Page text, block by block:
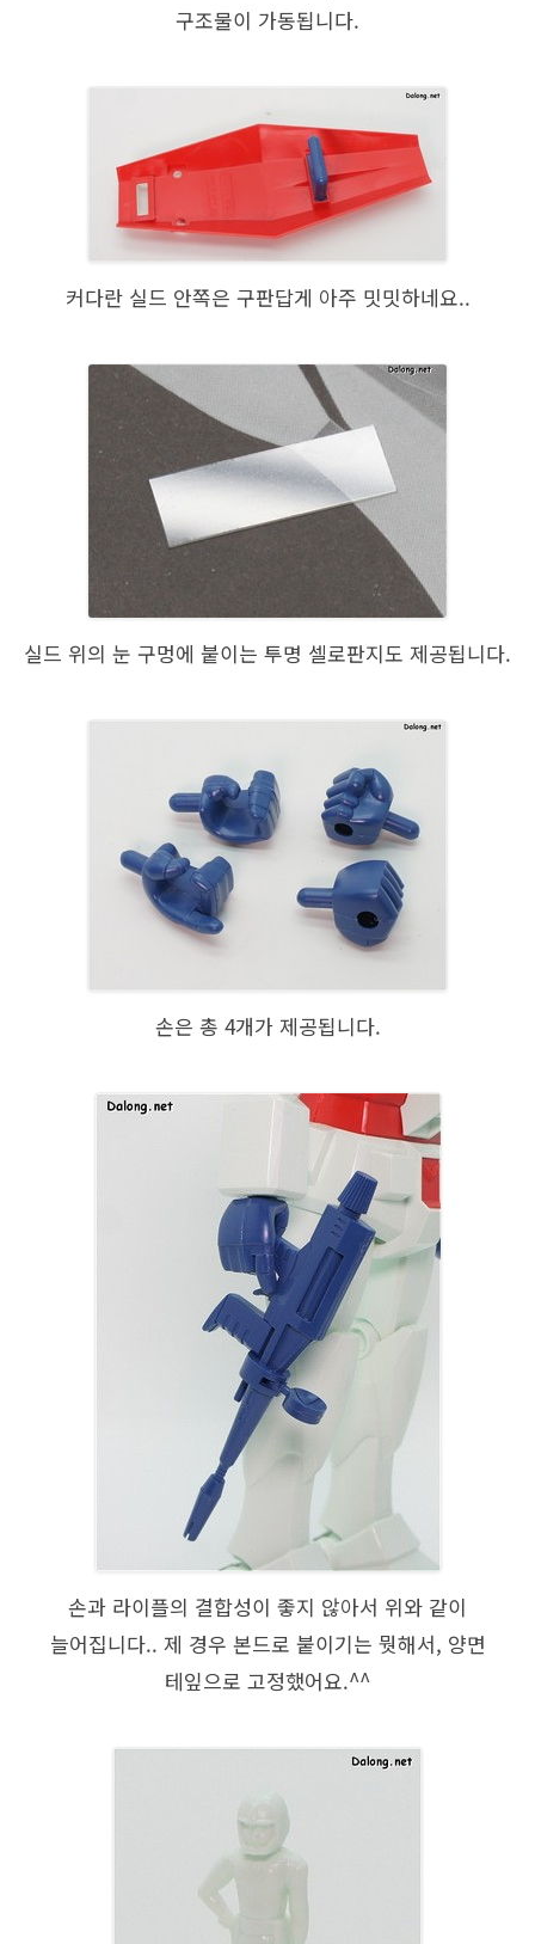
구조물이 가동됩니다.
커다란 실드 안쪽은 구판답게 아주 밋밋하네요..
실드 위의 눈 구멍에 붙이는 투명 셀로판지도 제공됩니다.
손은 총 4개가 제공됩니다.
손과 라이플의 결합성이 좋지 않아서 위와 같이
늘어집니다.. 제 경우 본드로 붙이기는 뭣해서, 양면
테잎으로 고정했어요.^^